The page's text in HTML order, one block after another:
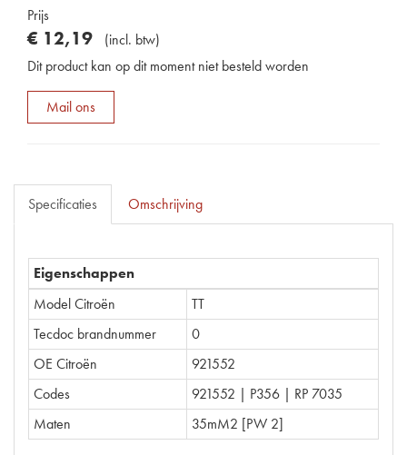
Prijs
€ 12,19 (incl. btw)
Dit product kan op dit moment niet besteld worden
Mail ons
Specificaties Omschrijving
Eigenschappen
Model Citroën
TT
Tecdoc brandnummer
0
OE Citroën
921552
Codes
921552 | P356 | RP 7035
Maten
35mM2 [PW 2]